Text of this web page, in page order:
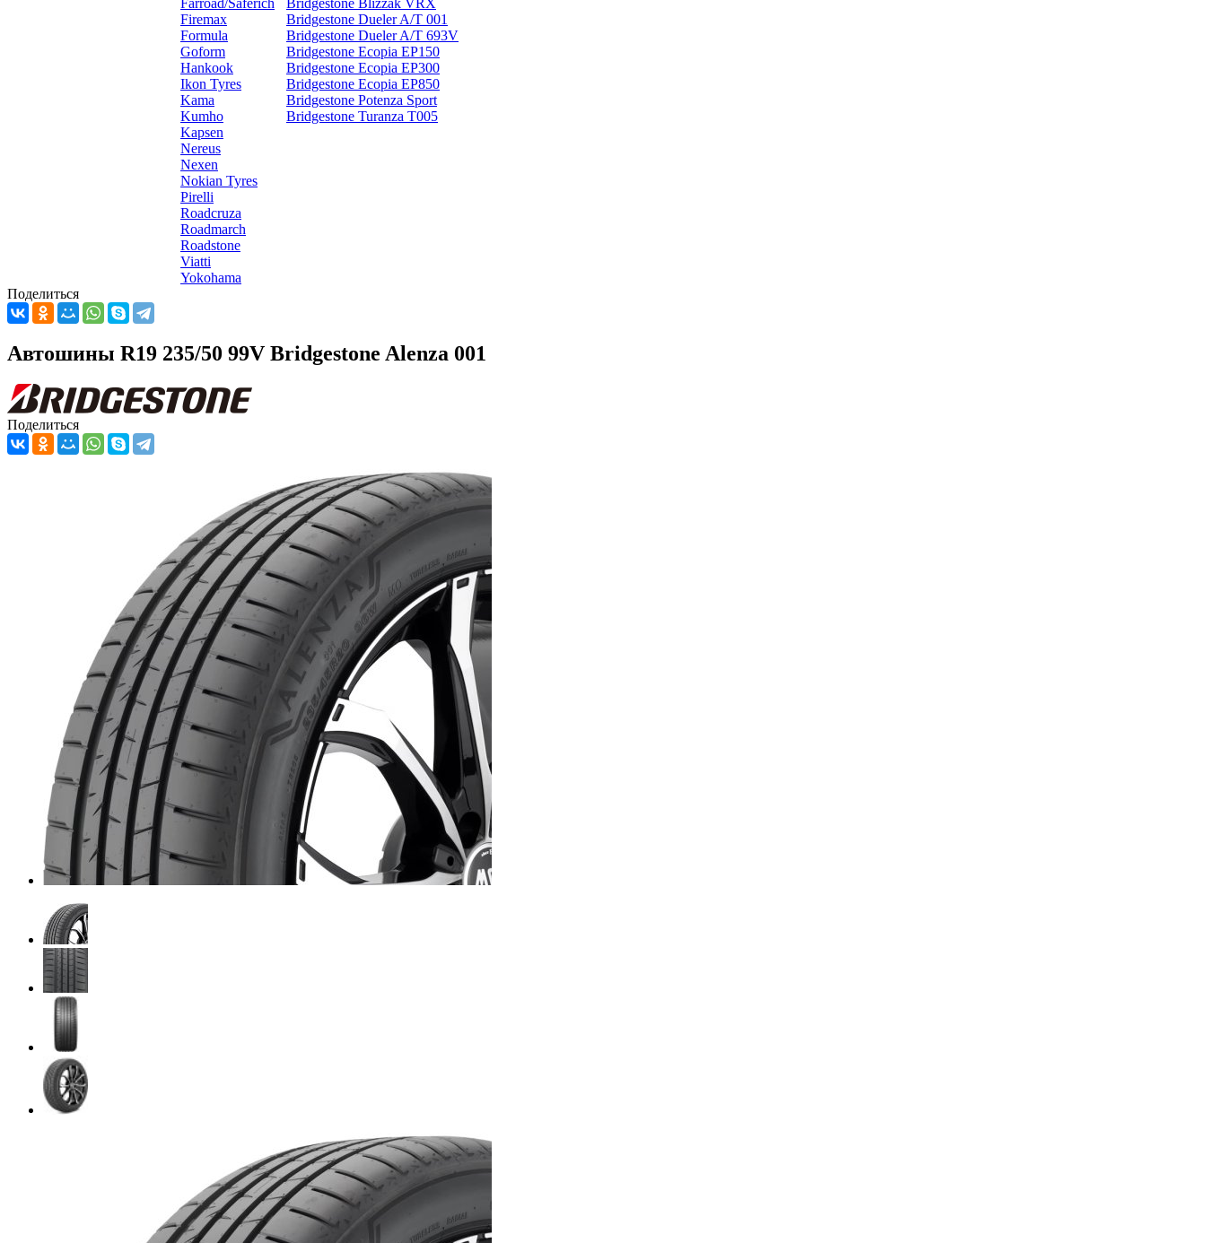
Farroad/Saferich
Firemax
Formula
Goform
Hankook
Ikon Tyres
Kama
Kumho
Kapsen
Nereus
Nexen
Nokian Tyres
Pirelli
Roadcruza
Roadmarch
Roadstone
Viatti
Yokohama
Bridgestone Blizzak VRX
Bridgestone Dueler A/T 001
Bridgestone Dueler A/T 693V
Bridgestone Ecopia EP150
Bridgestone Ecopia EP300
Bridgestone Ecopia EP850
Bridgestone Potenza Sport
Bridgestone Turanza T005
Поделиться
Автошины R19 235/50 99V Bridgestone Alenza 001
Поделиться